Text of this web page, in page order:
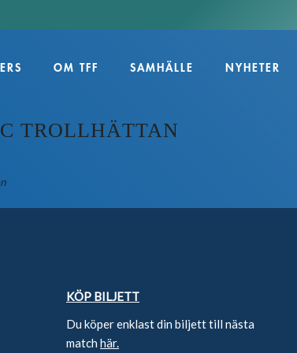
OM TFF SAMHÄLLE NYHETER
TROLLHÄTTAN
KÖP BILJETT
Du köper enklast din biljett till nästa
match här.